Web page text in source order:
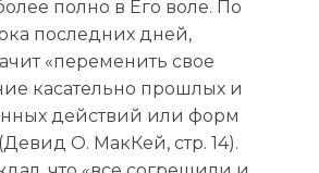
полно в Его воле. По
последних дней,
«переменить свое
касательно прошлых и
действий или форм
О. МакКей, стр. 14).